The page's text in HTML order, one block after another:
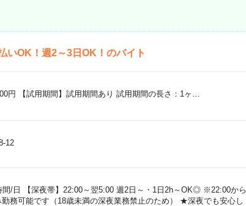
いOK！週2～3日OK！のバイト
円 【試用期間】試用期間あり 試用期間の長さ：1ヶ…
12
間/日 【深夜帯】22:00～翌5:00 週2日～・1日2h～OK◎ ※22:00から
務可能です（18歳未満の深夜業務禁止のため） ★深夜でも安心し